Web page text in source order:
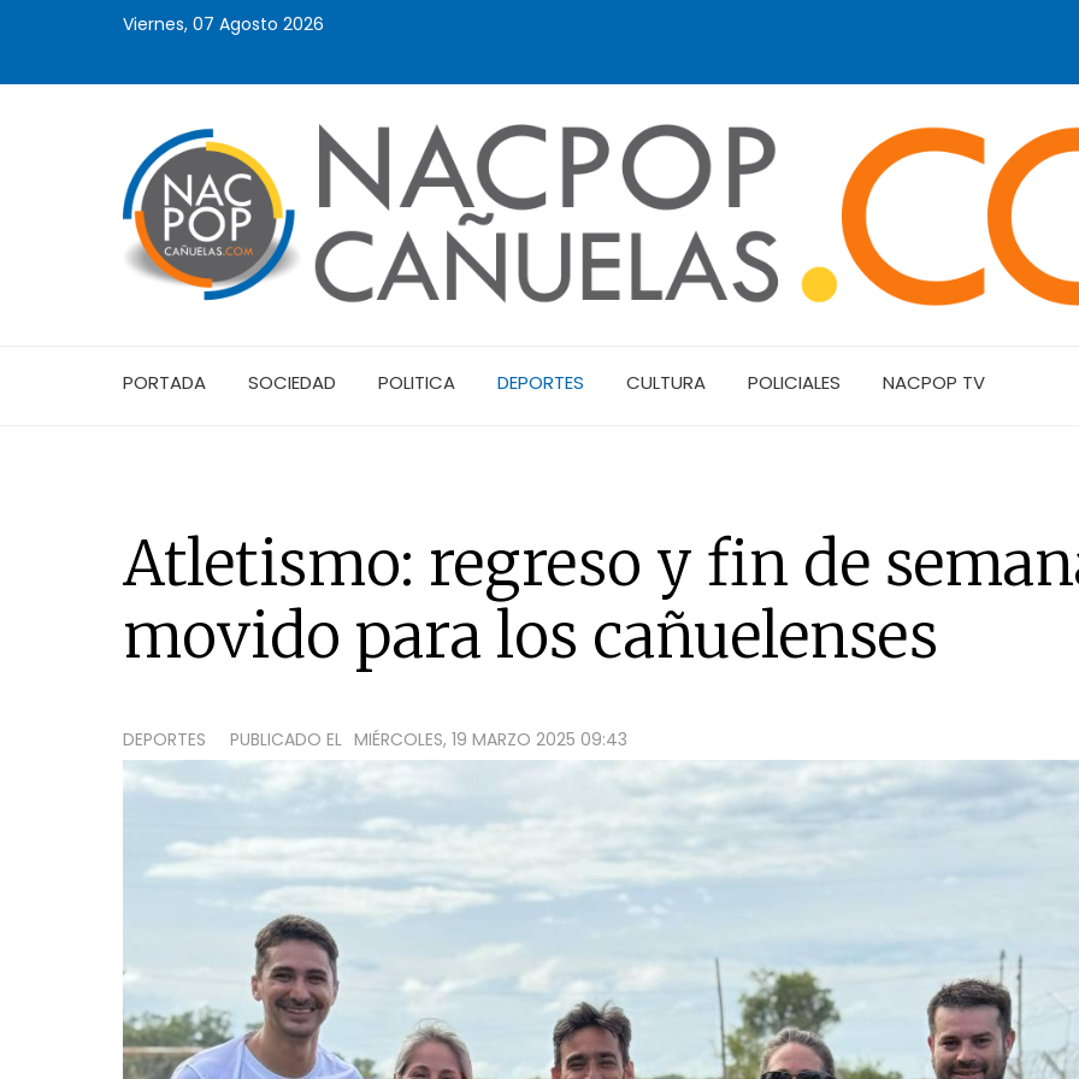
Viernes, 07 Agosto 2026
PORTADA SOCIEDAD POLITICA DEPORTES CULTURA POLICIALES NACPOP TV
Atletismo: regreso y fin de
movido para los cañuelenses
DEPORTES PUBLICADO EL MIÉRCOLES, 19 MARZO 2025 09:43